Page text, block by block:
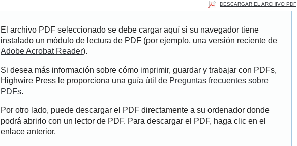
DESCARGAR EL ARCHIVO PDF
El archivo PDF seleccionado se debe cargar aquí si su navegador tiene
instalado un módulo de lectura de PDF (por ejemplo, una versión reciente de
Adobe Acrobat Reader).
Si desea más información sobre cómo imprimir, guardar y trabajar con PDFs,
Highwire Press le proporciona una guía útil de Preguntas frecuentes sobre
PDFs.
Por otro lado, puede descargar el PDF directamente a su ordenador donde
podrá abrirlo con un lector de PDF. Para descargar el PDF, haga clic en el
enlace anterior.